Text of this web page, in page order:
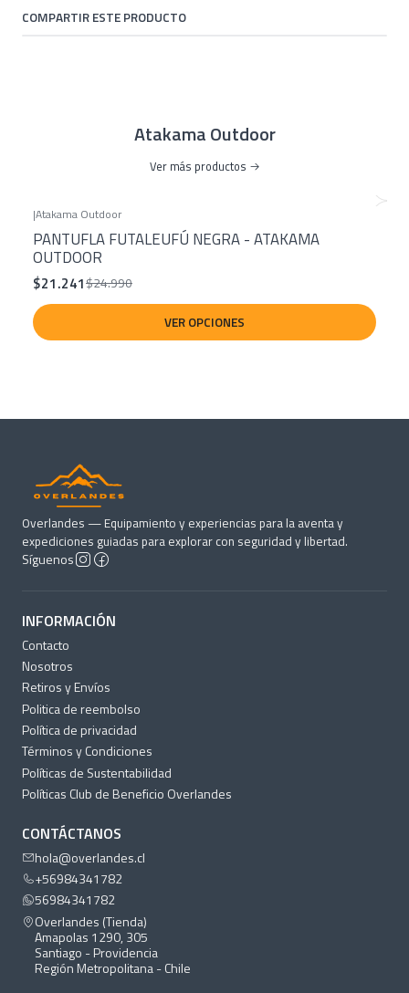
COMPARTIR ESTE PRODUCTO
Atakama Outdoor
Ver más productos
|Atakama Outdoor
PANTUFLA FUTALEUFÚ NEGRA - ATAKAMA
OUTDOOR
$21.241$24.990
VER OPCIONES
Overlandes — Equipamiento y experiencias para la aventa y
expediciones guiadas para explorar con seguridad y libertad.
Síguenos
INFORMACIÓN
Contacto
Nosotros
Retiros y Envíos
Politica de reembolso
Política de privacidad
Términos y Condiciones
Políticas de Sustentabilidad
Políticas Club de Beneficio Overlandes
CONTÁCTANOS
hola@overlandes.cl
+56984341782
56984341782
Overlandes (Tienda)
Amapolas 1290, 305
Santiago - Providencia
Región Metropolitana - Chile